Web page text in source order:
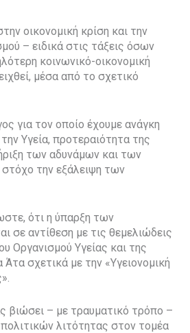
οικονομική κρίση και την
– ειδικά στις τάξεις όσων
κοινωνικό-οικονομική
μέσα από το σχετικό
για τον οποίο έχουμε ανάγκη
Υγεία, προτεραιότητα της
των αδυνάμων και των
την εξάλειψη των
ότι η ύπαρξη των
σε αντίθεση με τις θεμελιώδεις
Οργανισμού Υγείας και της
σχετικά με την «Υγειονομική
βιώσει – με τραυματικό τρόπο –
λιτότητας στον τομέα